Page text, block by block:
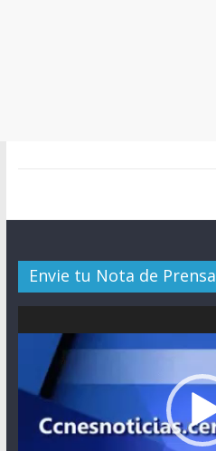
Envie tu Nota de Prensa
de